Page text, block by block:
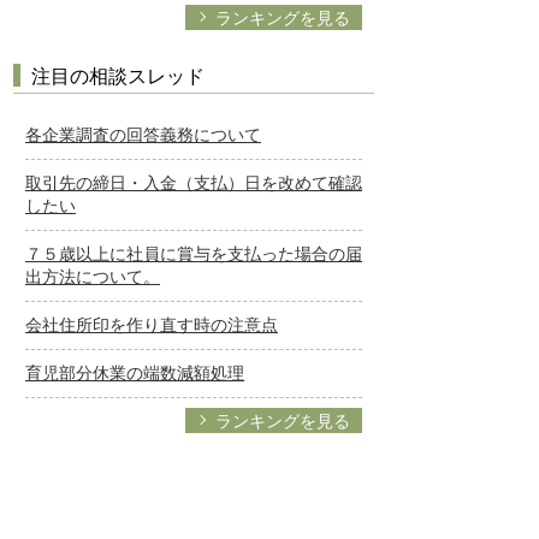
ランキングを見る
注目の相談スレッド
各企業調査の回答義務について
取引先の締日・入金（支払）日を改めて確認
したい
７５歳以上に社員に賞与を支払った場合の届
出方法について。
会社住所印を作り直す時の注意点
育児部分休業の端数減額処理
ランキングを見る